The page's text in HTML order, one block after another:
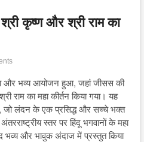
कृष्ण और श्री राम का
भव्य आयोजन हुआ, जहां जीसस की
राम का महा कीर्तन किया गया। यह
जो लंदन के एक प्रसिद्ध और सच्चे भक्त
स्तर पर हिंदू भगवानों के महा
भव्य और भावुक अंदाज में प्रस्तुत किया